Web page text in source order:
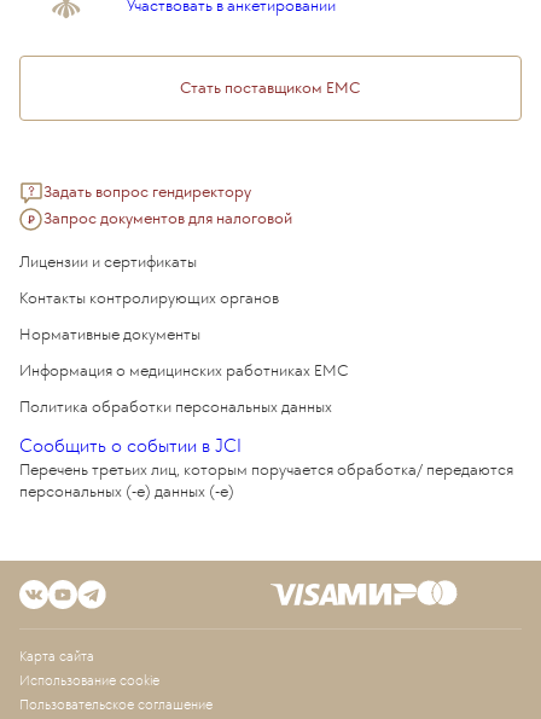
Подарочный сертификат EMC
Стать поставщиком ЕМС
Задать вопрос гендиректору
Запрос документов для налоговой
Участвовать в анкетировании
Лицензии и сертификаты
Контакты контролирующих органов
Нормативные документы
Информация о медицинских работниках EMC
Политика обработки персональных данных
Сообщить о событии в JCI
Перечень третьих лиц, которым поручается обработка/ передаются
персональных (-е) данных (-е)
Карта сайта
Использование cookie
Пользовательское соглашение